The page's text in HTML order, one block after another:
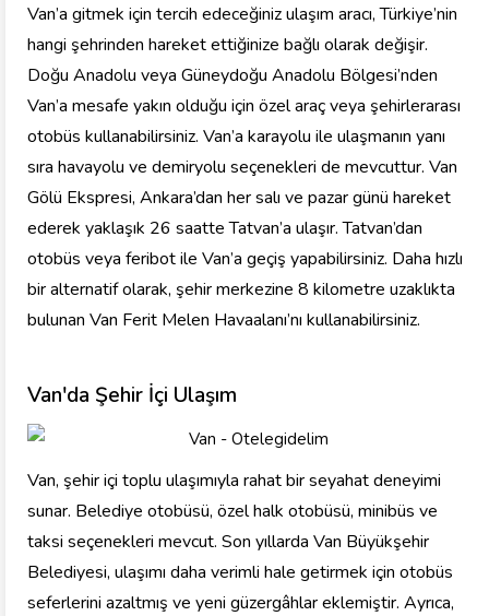
Van’a gitmek için tercih edeceğiniz ulaşım aracı, Türkiye’nin
hangi şehrinden hareket ettiğinize bağlı olarak değişir.
Doğu Anadolu veya Güneydoğu Anadolu Bölgesi’nden
Van’a mesafe yakın olduğu için özel araç veya şehirlerarası
otobüs kullanabilirsiniz. Van’a karayolu ile ulaşmanın yanı
sıra havayolu ve demiryolu seçenekleri de mevcuttur. Van
Gölü Ekspresi, Ankara’dan her salı ve pazar günü hareket
ederek yaklaşık 26 saatte Tatvan’a ulaşır. Tatvan’dan
otobüs veya feribot ile Van’a geçiş yapabilirsiniz. Daha hızlı
bir alternatif olarak, şehir merkezine 8 kilometre uzaklıkta
bulunan Van Ferit Melen Havaalanı’nı kullanabilirsiniz.
Van'da Şehir İçi Ulaşım
Van, şehir içi toplu ulaşımıyla rahat bir seyahat deneyimi
sunar. Belediye otobüsü, özel halk otobüsü, minibüs ve
taksi seçenekleri mevcut. Son yıllarda Van Büyükşehir
Belediyesi, ulaşımı daha verimli hale getirmek için otobüs
seferlerini azaltmış ve yeni güzergâhlar eklemiştir. Ayrıca,